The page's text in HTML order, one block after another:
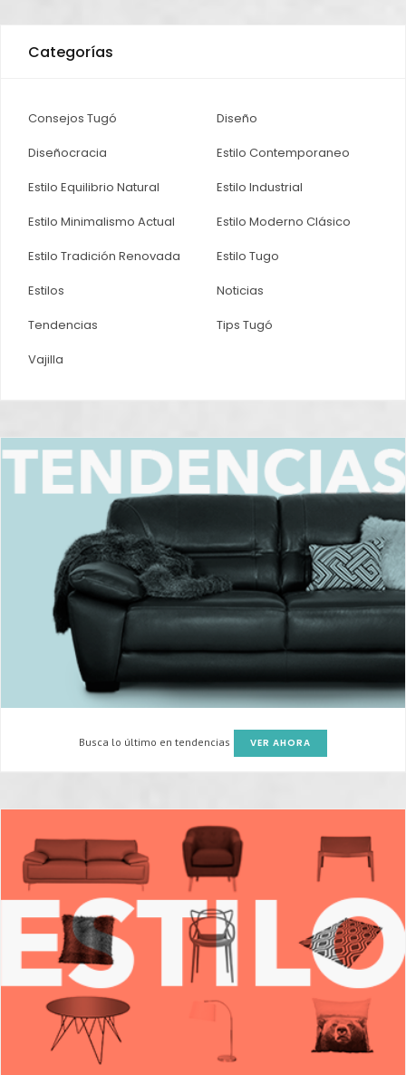
Categorías
Consejos Tugó
Diseño
Diseñocracia
Estilo Contemporaneo
Estilo Equilibrio Natural
Estilo Industrial
Estilo Minimalismo Actual
Estilo Moderno Clásico
Estilo Tradición Renovada
Estilo Tugo
Estilos
Noticias
Tendencias
Tips Tugó
Vajilla
Busca lo último en tendencias VER AHORA